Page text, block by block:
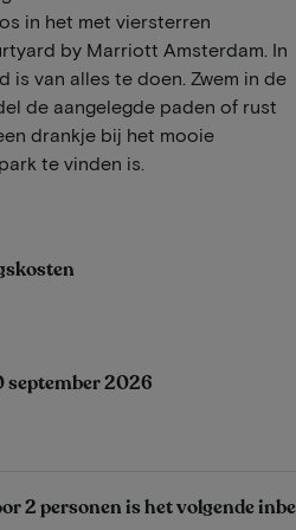
in het met viersterren
by Marriott Amsterdam. In
is van alles te doen. Zwem in de
de aangelegde paden of rust
drankje bij het mooie
te vinden is.
september 2026
2 personen is het volgende